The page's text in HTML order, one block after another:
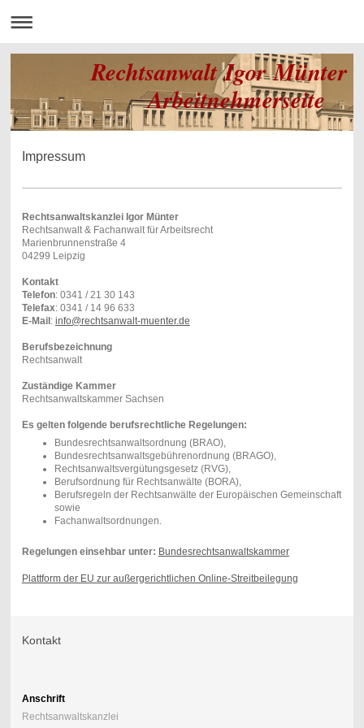
Rechtsanwalt Igor Münter
Arbeitnehmerseite
Impressum
Rechtsanwaltskanzlei Igor Münter
Rechtsanwalt & Fachanwalt für Arbeitsrecht
Marienbrunnenstraße 4
04299 Leipzig
Kontakt
Telefon: 0341 / 21 30 143
Telefax: 0341 / 14 96 633
E-Mail: info@rechtsanwalt-muenter.de
Berufsbezeichnung
Rechtsanwalt
Zuständige Kammer
Rechtsanwaltskammer Sachsen
Es gelten folgende berufsrechtliche Regelungen:
Bundesrechtsanwaltsordnung (BRAO),
Bundesrechtsanwaltsgebührenordnung (BRAGO),
Rechtsanwaltsvergütungsgesetz (RVG),
Berufsordnung für Rechtsanwälte (BORA),
Berufsregeln der Rechtsanwälte der Europäischen Gemeinschaft
sowie
Fachanwaltsordnungen.
Regelungen einsehbar unter: Bundesrechtsanwaltskammer
Plattform der EU zur außergerichtlichen Online-Streitbeilegung
Kontakt
Anschrift
Rechtsanwaltskanzlei